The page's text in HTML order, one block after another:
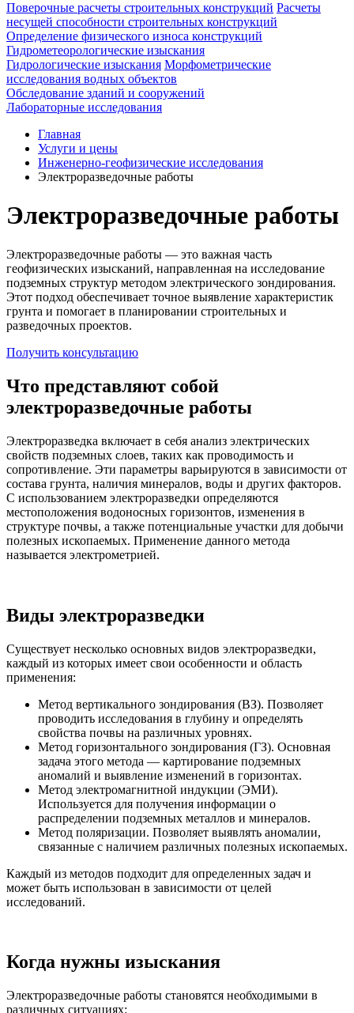
Поверочные расчеты строительных конструкций Расчеты
несущей способности строительных конструкций
Определение физического износа конструкций
Гидрометеорологические изыскания
Гидрологические изыскания Морфометрические
исследования водных объектов
Обследование зданий и сооружений
Лабораторные исследования
Главная
Услуги и цены
Инженерно-геофизические исследования
Электроразведочные работы
Электроразведочные работы
Электроразведочные работы — это важная часть
геофизических изысканий, направленная на исследование
подземных структур методом электрического зондирования.
Этот подход обеспечивает точное выявление характеристик
грунта и помогает в планировании строительных и
разведочных проектов.
Получить консультацию
Что представляют собой
электроразведочные работы
Электроразведка включает в себя анализ электрических
свойств подземных слоев, таких как проводимость и
сопротивление. Эти параметры варьируются в зависимости от
состава грунта, наличия минералов, воды и других факторов.
С использованием электроразведки определяются
местоположения водоносных горизонтов, изменения в
структуре почвы, а также потенциальные участки для добычи
полезных ископаемых. Применение данного метода
называется электрометрией.
Виды электроразведки
Существует несколько основных видов электроразведки,
каждый из которых имеет свои особенности и область
применения:
Метод вертикального зондирования (ВЗ). Позволяет
проводить исследования в глубину и определять
свойства почвы на различных уровнях.
Метод горизонтального зондирования (ГЗ). Основная
задача этого метода — картирование подземных
аномалий и выявление изменений в горизонтах.
Метод электромагнитной индукции (ЭМИ).
Используется для получения информации о
распределении подземных металлов и минералов.
Метод поляризации. Позволяет выявлять аномалии,
связанные с наличием различных полезных ископаемых.
Каждый из методов подходит для определенных задач и
может быть использован в зависимости от целей
исследований.
Когда нужны изыскания
Электроразведочные работы становятся необходимыми в
различных ситуациях: